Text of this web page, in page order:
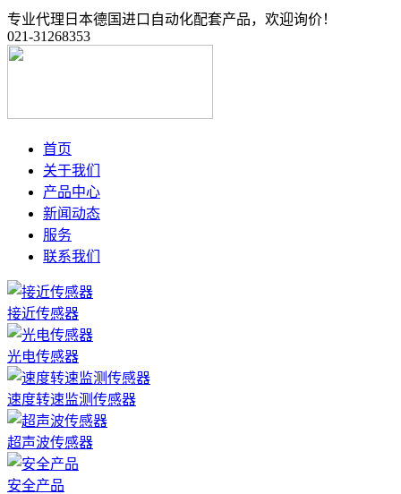
专业代理日本德国进口自动化配套产品，欢迎询价！
021-31268353
首页
关于我们
产品中心
新闻动态
服务
联系我们
接近传感器
光电传感器
速度转速监测传感器
超声波传感器
安全产品